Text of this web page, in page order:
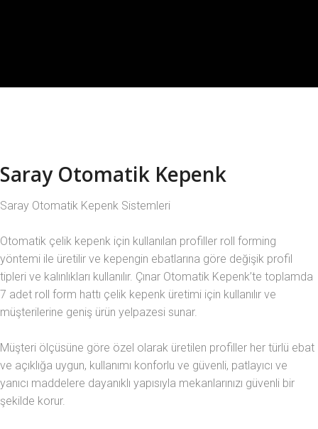
Saray Otomatik Kepenk
Saray Otomatik Kepenk Sistemleri
Otomatik çelik kepenk için kullanılan profiller roll forming
yöntemi ile üretilir ve kepengin ebatlarına göre değişik profil
tipleri ve kalınlıkları kullanılır. Çınar Otomatik Kepenk’te toplamda
7 adet roll form hattı çelik kepenk üretimi için kullanılır ve
müşterilerine geniş ürün yelpazesi sunar.
Müşteri ölçüsüne göre özel olarak üretilen profiller her türlü ebat
ve açıklığa uygun, kullanımı konforlu ve güvenli, patlayıcı ve
yanıcı maddelere dayanıklı yapısıyla mekanlarınızı güvenli bir
şekilde korur.